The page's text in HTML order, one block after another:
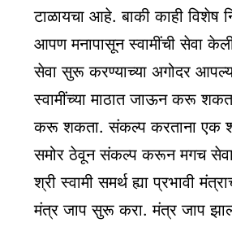
टाळायचा आहे. बाकी काही विशेष
आपण मनापासून स्वामींची सेवा
सेवा सुरू करण्याच्या अगोदर
स्वामींच्या माठात जाऊन करू
करू शकता. संकल्प करताना एक
समोर ठेवून संकल्प करून मगच
श्री स्वामी समर्थ ह्या प्रभावी
मंत्र जाप सुरू करा. मंत्र जाप